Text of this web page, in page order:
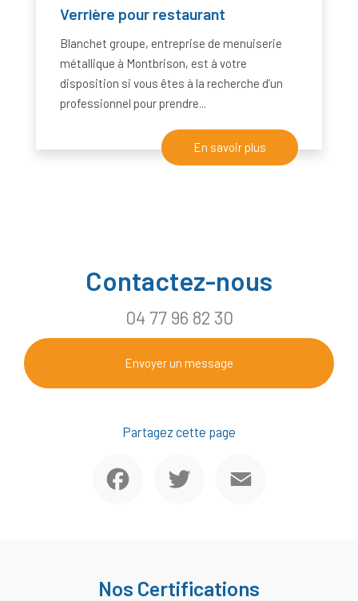
Verrière pour restaurant
Blanchet groupe, entreprise de menuiserie
métallique à Montbrison, est à votre
disposition si vous êtes à la recherche d’un
professionnel pour prendre...
En savoir plus
Contactez-nous
04 77 96 82 30
Envoyer un message
Partagez cette page
Nos Certifications